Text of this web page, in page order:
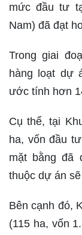
mức đầu tư
Nam) đã đạt
Trong giai
hàng loạt dự
ước tính hơn
Cụ thể, tại
ha, vốn đầu
mặt bằng đã
thuộc dự án
Bên cạnh đó,
(115 ha, vốn